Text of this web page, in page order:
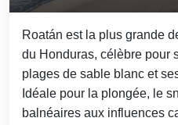
Roatán est la plus grande
du Honduras, célèbre pour
plages de sable blanc et
Idéale pour la plongée, le
balnéaires aux influences